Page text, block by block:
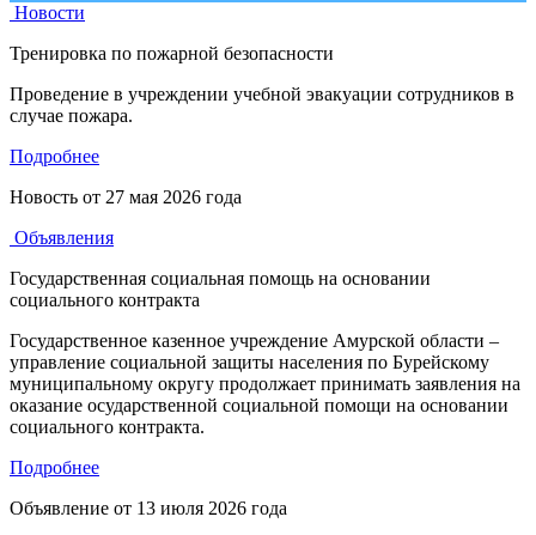
Новости
Тренировка по пожарной безопасности
Проведение в учреждении учебной эвакуации сотрудников в
случае пожара.
Подробнее
Новость от 27 мая 2026 года
Объявления
Государственная социальная помощь на основании
социального контракта
Государственное казенное учреждение Амурской области –
управление социальной защиты населения по Бурейскому
муниципальному округу продолжает принимать заявления на
оказание осударственной социальной помощи на основании
социального контракта.
Подробнее
Объявление от 13 июля 2026 года